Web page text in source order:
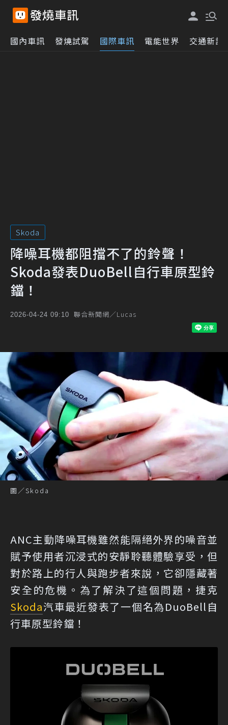
國內車訊 發燒試駕 國際車訊 電能世界 交通新訊
Skoda
降噪耳機都阻擋不了的鈴聲！
Skoda發表DuoBell自行車原型鈴
鐺！
2026-04-24 09:10 聯合新聞網／Lucas
圖／Skoda
ANC主動降噪耳機雖然能隔絕外界的噪音並
賦予使用者沉浸式的安靜聆聽體驗享受，但
對於路上的行人與跑步者來說，它卻隱藏著
安全的危機。為了解決了這個問題，捷克
Skoda汽車最近發表了一個名為DuoBell自
行車原型鈴鐺！